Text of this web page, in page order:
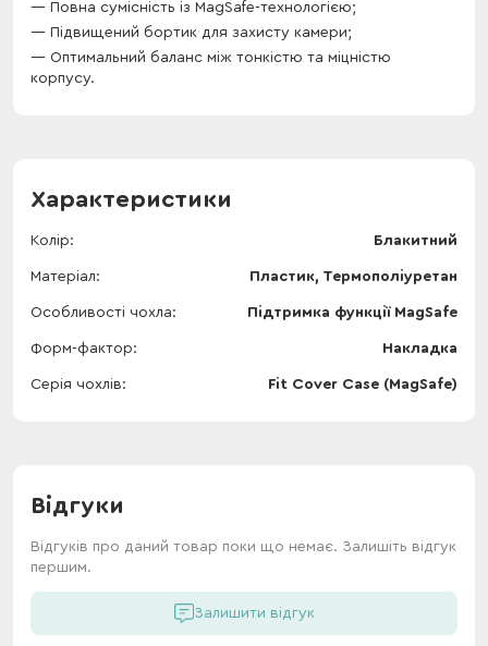
Повна сумісність із MagSafe-технологією;
Підвищений бортик для захисту камери;
Оптимальний баланс між тонкістю та міцністю
корпусу.
Характеристики
Колір Блакитний
Матеріал Пластик, Термополіуретан
Особливості чохла Підтримка функції MagSafe
Форм-фактор Накладка
Серія чохлів Fit Cover Case (MagSafe)
Відгуки
Відгуків про даний товар поки що немає. Залишіть відгук
першим.
Залишити відгук